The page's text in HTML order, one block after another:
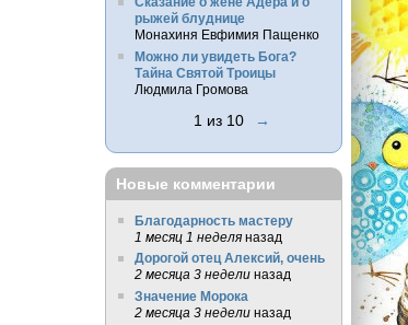
рыжей блуднице
Монахиня Евфимия Пащенко
Можно ли увидеть Бога?
Тайна Святой Троицы
Людмила Громова
1 из 10 →
Новые комментарии
Благодарность мастеру
1 месяц 1 неделяназад
Дорогой отец Алексий, очень
2 месяца 3 неделиназад
Значение Морока
2 месяца 3 неделиназад